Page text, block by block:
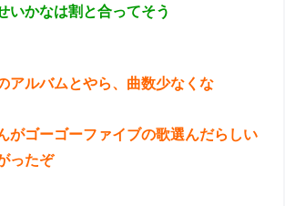
いかなは割と合ってそう
アルバムとやら、曲数少なくな
がゴーゴーファイブの歌選んだらしい
ったぞ